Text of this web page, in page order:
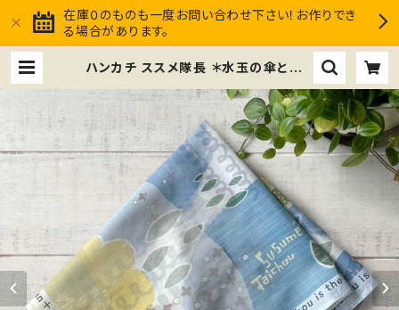
在庫０のものも一度お問い合わせ下さい！お作りでき
る場合があります。
ハンカチ ススメ隊長 ＊水玉の傘と森 |